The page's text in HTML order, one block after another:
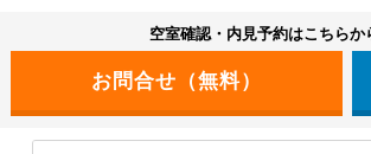
空室確認・内見予約はこちらか